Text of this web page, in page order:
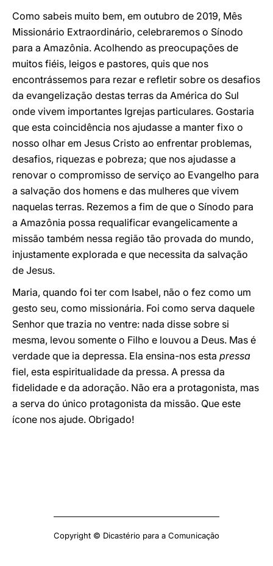
Como sabeis muito bem, em outubro de 2019, Mês
Missionário Extraordinário, celebraremos o Sínodo
para a Amazônia. Acolhendo as preocupações de
muitos fiéis, leigos e pastores, quis que nos
encontrássemos para rezar e refletir sobre os desafios
da evangelização destas terras da América do Sul
onde vivem importantes Igrejas particulares. Gostaria
que esta coincidência nos ajudasse a manter fixo o
nosso olhar em Jesus Cristo ao enfrentar problemas,
desafios, riquezas e pobreza; que nos ajudasse a
renovar o compromisso de serviço ao Evangelho para
a salvação dos homens e das mulheres que vivem
naquelas terras. Rezemos a fim de que o Sínodo para
a Amazônia possa requalificar evangelicamente a
missão também nessa região tão provada do mundo,
injustamente explorada e que necessita da salvação
de Jesus.
Maria, quando foi ter com Isabel, não o fez como um
gesto seu, como missionária. Foi como serva daquele
Senhor que trazia no ventre: nada disse sobre si
mesma, levou somente o Filho e louvou a Deus. Mas é
verdade que ia depressa. Ela ensina-nos esta pressa
fiel, esta espiritualidade da pressa. A pressa da
fidelidade e da adoração. Não era a protagonista, mas
a serva do único protagonista da missão. Que este
ícone nos ajude. Obrigado!
Copyright © Dicastério para a Comunicação